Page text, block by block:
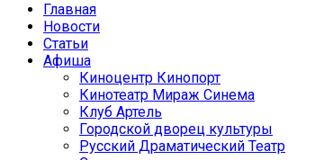
Главная
Новости
Статьи
Афиша
Киноцентр Кинопорт
Кинотеатр Мираж Синема
Клуб Артель
Городской дворец культуры
Русский Драматический Театр